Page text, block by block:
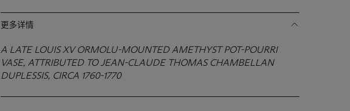
更多详情
A LATE LOUIS XV ORMOLU-MOUNTED AMETHYST POT-POURRI
VASE, ATTRIBUTED TO JEAN-CLAUDE THOMAS CHAMBELLAN
DUPLESSIS, CIRCA 1760-1770